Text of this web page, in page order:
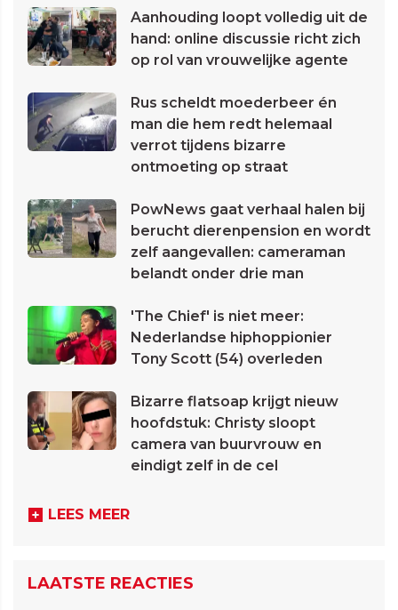
Aanhouding loopt volledig uit de
hand: online discussie richt zich
op rol van vrouwelijke agente
Rus scheldt moederbeer én
man die hem redt helemaal
verrot tijdens bizarre
ontmoeting op straat
PowNews gaat verhaal halen bij
berucht dierenpension en wordt
zelf aangevallen: cameraman
belandt onder drie man
'The Chief' is niet meer:
Nederlandse hiphoppionier
Tony Scott (54) overleden
Bizarre flatsoap krijgt nieuw
hoofdstuk: Christy sloopt
camera van buurvrouw en
eindigt zelf in de cel
LEES MEER
LAATSTE REACTIES